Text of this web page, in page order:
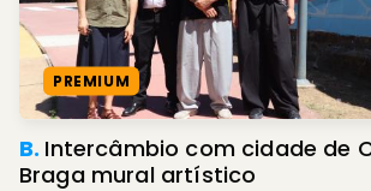
PREMIUM
B. Intercâmbio com cidade de Cali
Braga mural artístico